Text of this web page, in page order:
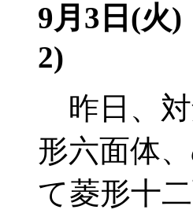
9月3日(火
2)
昨日、対
形六面体、
て菱形十